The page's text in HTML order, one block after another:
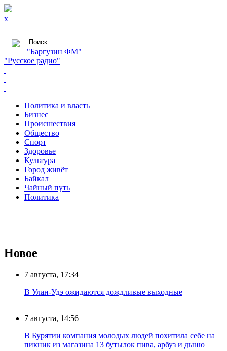
x
"Баргузин ФМ"
"Русское радио"
Политика и власть
Бизнес
Происшествия
Общество
Cпорт
Здоровье
Культура
Город живёт
Байкал
Чайный путь
Политика
Новое
7 августа, 17:34
В Улан-Удэ ожидаются дождливые выходные
7 августа, 14:56
В Бурятии компания молодых людей похитила себе на
пикник из магазина 13 бутылок пива, арбуз и дыню